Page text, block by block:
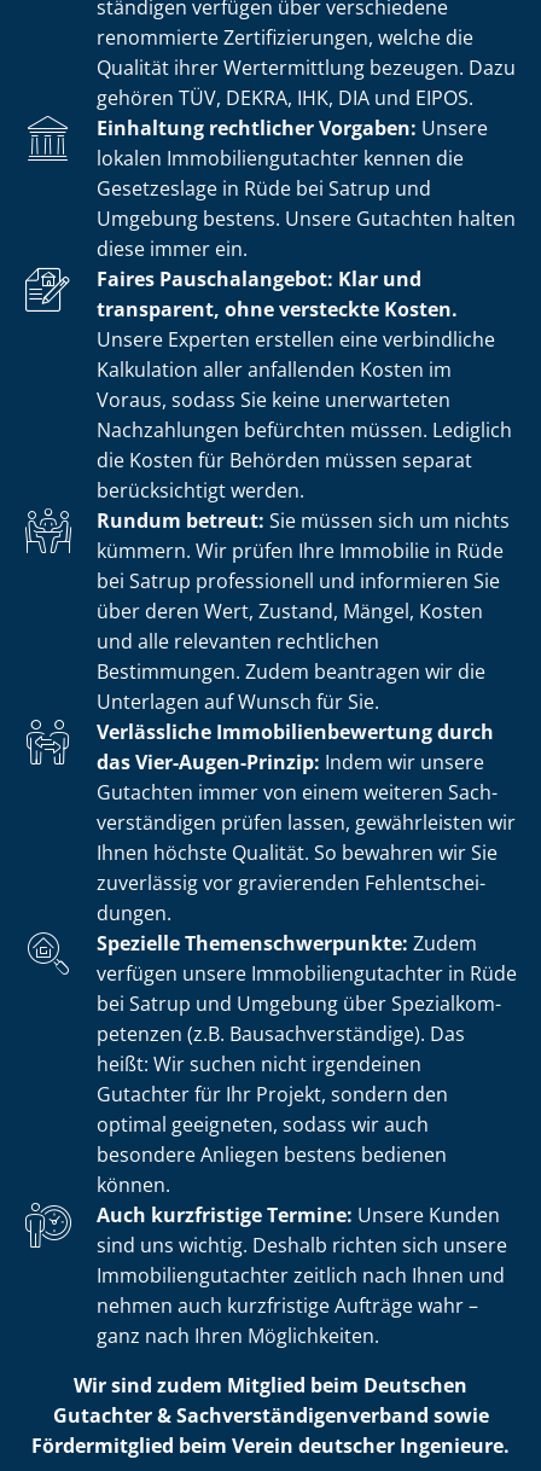
stän­di­gen verfügen über verschiedene
renommierte Zer­ti­fi­zie­run­gen, welche die
Qualität ihrer Wertermittlung bezeugen. Dazu
gehören TÜV, DEKRA, IHK, DIA und EIPOS.
Einhaltung rechtlicher Vorgaben: Unsere
lokalen Im­mo­bi­li­en­gut­ach­ter kennen die
Gesetzeslage in Rüde bei Satrup und
Umgebung bestens. Unsere Gutachten halten
diese immer ein.
Faires Pauschalangebot: Klar und
transparent, ohne versteckte Kosten.
Unsere Experten erstellen eine verbindliche
Kalkulation aller anfallenden Kosten im
Voraus, sodass Sie keine unerwarteten
Nachzahlungen befürchten müssen. Lediglich
die Kosten für Behörden müssen separat
berücksichtigt werden.
Rundum betreut: Sie müssen sich um nichts
kümmern. Wir prüfen Ihre Immobilie in Rüde
bei Satrup professionell und informieren Sie
über deren Wert, Zustand, Mängel, Kosten
und alle relevanten rechtlichen
Bestimmungen. Zudem beantragen wir die
Unterlagen auf Wunsch für Sie.
Verlässliche Im­mo­bi­li­en­be­wer­tung durch
das Vier-Augen-Prinzip: Indem wir unsere
Gutachten immer von einem weiteren Sach­
ver­stän­di­gen prüfen lassen, gewährleisten wir
Ihnen höchste Qualität. So bewahren wir Sie
zuverlässig vor gravierenden Fehl­ent­schei­
dun­gen.
Spezielle The­men­schwer­punk­te: Zudem
verfügen unsere Im­mo­bi­li­en­gut­ach­ter in Rüde
bei Satrup und Umgebung über Spe­zi­al­kom­
pe­ten­zen (z.B. Bau­sach­ver­stän­di­ge). Das
heißt: Wir suchen nicht irgendeinen
Gutachter für Ihr Projekt, sondern den
optimal geeigneten, sodass wir auch
besondere Anliegen bestens bedienen
können.
Auch kurzfristige Termine: Unsere Kunden
sind uns wichtig. Deshalb richten sich unsere
Im­mo­bi­li­en­gut­ach­ter zeitlich nach Ihnen und
nehmen auch kurzfristige Aufträge wahr –
ganz nach Ihren Möglichkeiten.
Wir sind zudem Mitglied beim Deutschen
Gutachter & Sach­ver­stän­di­gen­ver­band sowie
Fördermitglied beim Verein deutscher Ingenieure.